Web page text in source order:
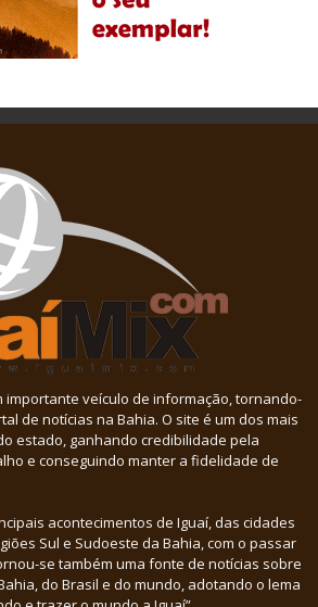
importante veículo de informação, tornando-
de notícias na Bahia. O site é um dos mais
estado, ganhando credibilidade pela
e conseguindo manter a fidelidade de
acontecimentos de Iguaí, das cidades
Sul e Sudoeste da Bahia, com o passar
se também uma fonte de notícias sobre
do Brasil e do mundo, adotando o lema